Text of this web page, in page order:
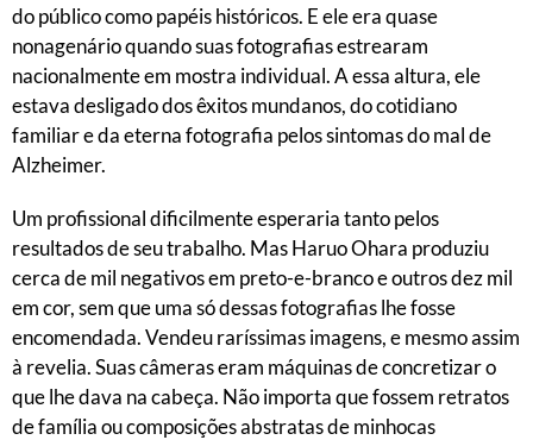
do público como papéis históricos. E ele era quase
nonagenário quando suas fotografias estrearam
nacionalmente em mostra individual. A essa altura, ele
estava desligado dos êxitos mundanos, do cotidiano
familiar e da eterna fotografia pelos sintomas do mal de
Alzheimer.
Um profissional dificilmente esperaria tanto pelos
resultados de seu trabalho. Mas Haruo Ohara produziu
cerca de mil negativos em preto-e-branco e outros dez mil
em cor, sem que uma só dessas fotografias lhe fosse
encomendada. Vendeu raríssimas imagens, e mesmo assim
à revelia. Suas câmeras eram máquinas de concretizar o
que lhe dava na cabeça. Não importa que fossem retratos
de família ou composições abstratas de minhocas